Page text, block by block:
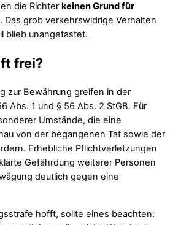
die Richter keinen Grund für
. Das grob verkehrswidrige Verhalten
blieb unangetastet.
frei?
zur Bewährung greifen in der
Abs. 1 und § 56 Abs. 2 StGB. Für
Umstände, die eine
von der begangenen Tat sowie der
Erhebliche Pflichtverletzungen
Gefährdung weiterer Personen
deutlich gegen eine
hofft, sollte eines beachten: